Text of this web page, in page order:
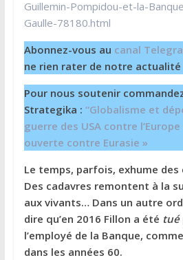
Guillemin-Pompidou-et-la-
Gaulle-78180.html
Abonnez-vous au canal
ne rien rater de notre actualité
Pour nous soutenir
Strategika : “Globalisme et
guerre des USA contre l’Europe
ouverte contre Eurasie »
Le temps, parfois, exhume
Des cadavres remontent à la
aux vivants… Dans un autre
dire qu’en 2016 Fillon a été tué
l’employé de la Banque,
dans les années 60.